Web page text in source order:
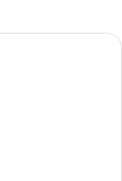
vue ville |